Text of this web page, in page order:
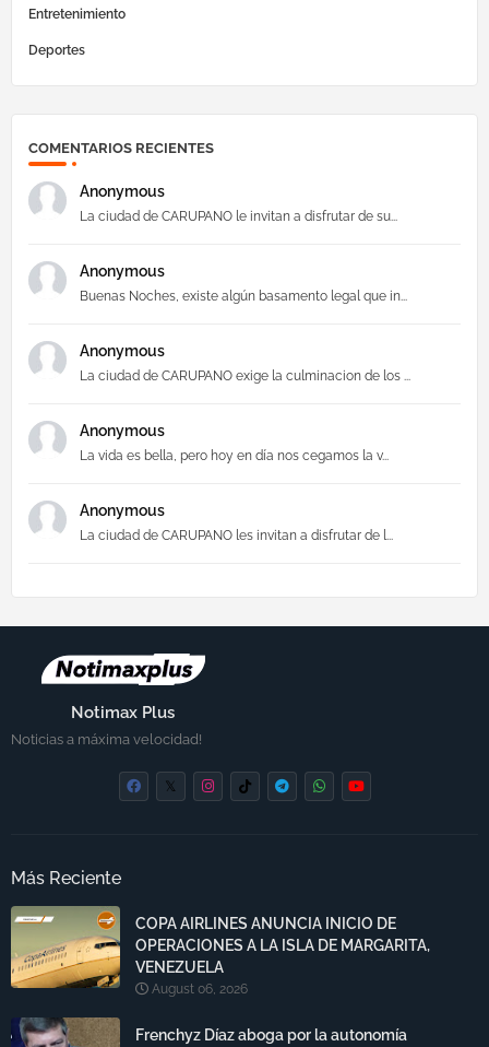
Entretenimiento
Deportes
COMENTARIOS RECIENTES
Anonymous
La ciudad de CARUPANO le invitan a disfrutar de su...
Anonymous
Buenas Noches, existe algún basamento legal que in...
Anonymous
La ciudad de CARUPANO exige la culminacion de los ...
Anonymous
La vida es bella, pero hoy en día nos cegamos la v...
Anonymous
La ciudad de CARUPANO les invitan a disfrutar de l...
Notimax Plus
Noticias a máxima velocidad!
Más Reciente
COPA AIRLINES ANUNCIA INICIO DE
OPERACIONES A LA ISLA DE MARGARITA,
VENEZUELA
August 06, 2026
Frenchyz Díaz aboga por la autonomía